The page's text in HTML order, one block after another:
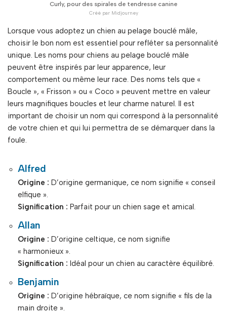
Curly, pour des spirales de tendresse canine
Lorsque vous adoptez un chien au pelage bouclé mâle,
choisir le bon nom est essentiel pour refléter sa personnalité
unique. Les noms pour chiens au pelage bouclé mâle
peuvent être inspirés par leur apparence, leur
comportement ou même leur race. Des noms tels que «
Boucle », « Frisson » ou « Coco » peuvent mettre en valeur
leurs magnifiques boucles et leur charme naturel. Il est
important de choisir un nom qui correspond à la personnalité
de votre chien et qui lui permettra de se démarquer dans la
foule.
Alfred
Origine : D’origine germanique, ce nom signifie « conseil
elfique ».
Signification : Parfait pour un chien sage et amical.
Allan
Origine : D’origine celtique, ce nom signifie
« harmonieux ».
Signification : Idéal pour un chien au caractère équilibré.
Benjamin
Origine : D’origine hébraïque, ce nom signifie « fils de la
main droite ».